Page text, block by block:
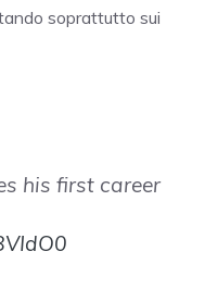
soprattutto sui
his first career